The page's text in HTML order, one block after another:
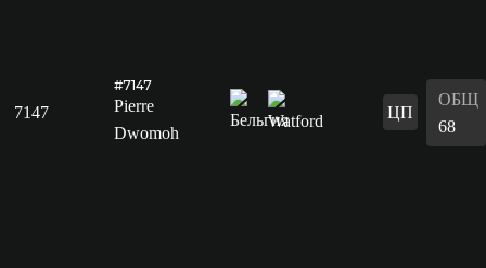
7147
#7147
Pierre
Dwomoh
ЦП
ОБЩ
68